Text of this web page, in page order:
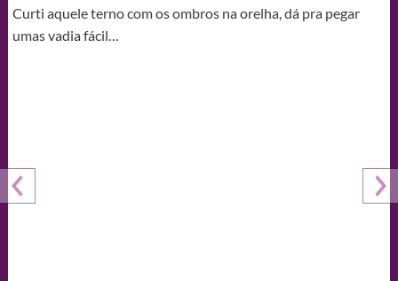
Curti aquele terno com os ombros na orelha, dá pra pegar
umas vadia fácil…